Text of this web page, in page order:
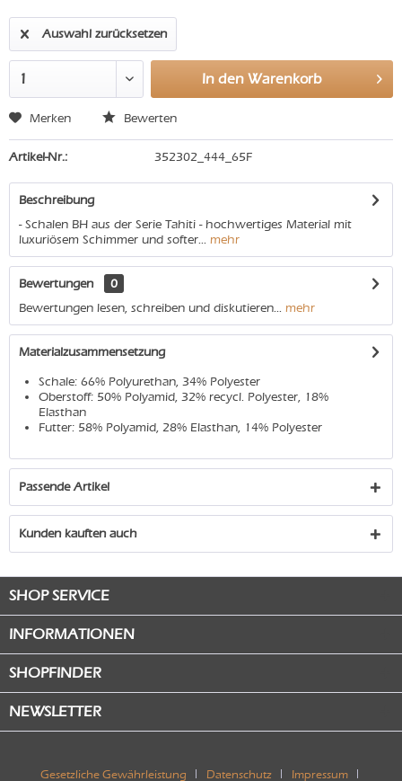
Auswahl zurücksetzen
In den Warenkorb
Merken Bewerten
Artikel-Nr.: 352302_444_65F
Beschreibung
- Schalen BH aus der Serie Tahiti - hochwertiges Material mit
luxuriösem Schimmer und softer... mehr
Bewertungen
0
Bewertungen lesen, schreiben und diskutieren... mehr
Materialzusammensetzung
Schale: 66% Polyurethan, 34% Polyester
Oberstoff: 50% Polyamid, 32% recycl. Polyester, 18%
Elasthan
Futter: 58% Polyamid, 28% Elasthan, 14% Polyester
Passende Artikel
Kunden kauften auch
SHOP SERVICE
INFORMATIONEN
SHOPFINDER
NEWSLETTER
Gesetzliche Gewährleistung Datenschutz Impressum